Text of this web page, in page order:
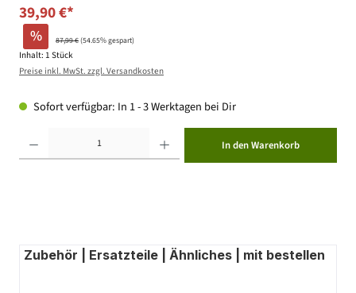
39,90 €*
% 87,99 €(54.65% gespart)
Inhalt: 1 Stück
Preise inkl. MwSt. zzgl. Versandkosten
Sofort verfügbar: In 1 - 3 Werktagen bei Dir
In den Warenkorb
Zubehör | Ersatzteile | Ähnliches | mit bestellen